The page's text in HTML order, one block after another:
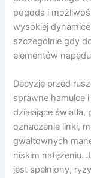
pogoda i
wysokiej
szczególnie gdy
elementów
Decyzję przed
sprawne hamulce
działające
oznaczenie linki,
gwałtownych
niskim natężeniu.
jest spełniony,